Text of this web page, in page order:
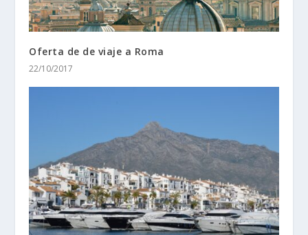
Oferta de de viaje a Roma
22/10/2017